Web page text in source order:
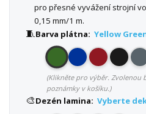
pro přesné vyvážení strojní
0,15 mm/1 m.
🧵Barva plátna: Yellow
(Klikněte pro výběr. Zvolenou
poznámky v košíku.)
🎨Dezén lamina: Vyberte